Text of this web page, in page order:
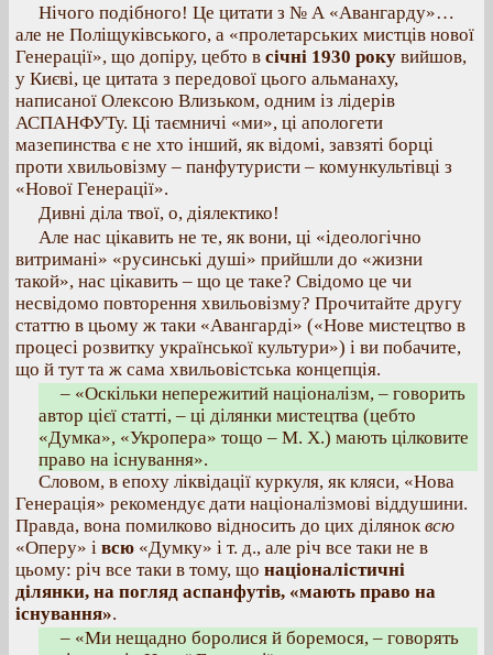
Нічого подібного! Це цитати з № А «Авангарду»…
але не Поліщуківського, а «пролетарських мистців нової
Генерації», що допіру, цебто в січні 1930 року вийшов,
у Києві, це цитата з передової цього альманаху,
написаної Олексою Влизьком, одним із лідерів
АСПАНФУТу. Ці таємничі «ми», ці апологети
мазепинства є не хто інший, як відомі, завзяті борці
проти хвильовізму – панфутуристи – комункультівці з
«Нової Генерації».
Дивні діла твої, о, діялектико!
Але нас цікавить не те, як вони, ці «ідеологічно
витримані» «русинські душі» прийшли до «жизни
такой», нас цікавить – що це таке? Свідомо це чи
несвідомо повторення хвильовізму? Прочитайте другу
статтю в цьому ж таки «Авангарді» («Нове мистецтво в
процесі розвитку української культури») і ви побачите,
що й тут та ж сама хвильовістська концепція.
– «Оскільки непережитий націоналізм, – говорить
автор цієї статті, – ці ділянки мистецтва (цебто
«Думка», «Укропера» тощо – М. X.) мають цілковите
право на існування».
Словом, в епоху ліквідації куркуля, як кляси, «Нова
Генерація» рекомендує дати націоналізмові віддушини.
Правда, вона помилково відносить до цих діляноквсю
«Оперу» і всю «Думку» і т. д., але річ все таки не в
цьому: річ все таки в тому, що націоналістичні
ділянки, на погляд аспанфутів, «мають право на
існування».
– «Ми нещадно боролися й боремося, – говорять